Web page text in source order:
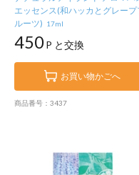
エッセンス(和ハッカとグレープ
ルーツ) 17ml
450P と交換
お買い物かごへ
商品番号：3437